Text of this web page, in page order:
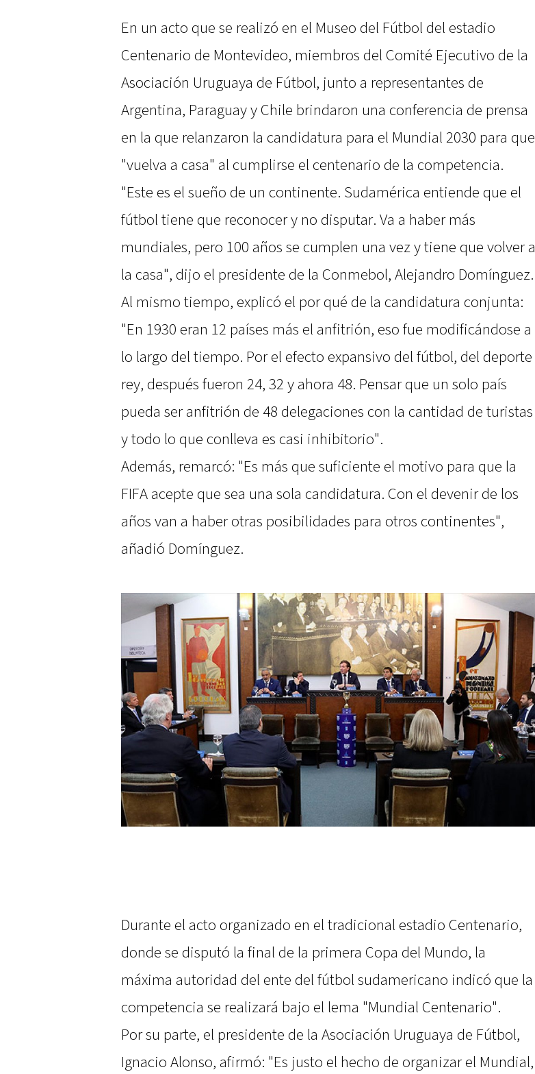
En un acto que se realizó en el Museo del Fútbol del estadio
Centenario de Montevideo, miembros del Comité Ejecutivo de la
Asociación Uruguaya de Fútbol, junto a representantes de
Argentina, Paraguay y Chile brindaron una conferencia de prensa
en la que relanzaron la candidatura para el Mundial 2030 para que
"vuelva a casa" al cumplirse el centenario de la competencia.
"Este es el sueño de un continente. Sudamérica entiende que el
fútbol tiene que reconocer y no disputar. Va a haber más
mundiales, pero 100 años se cumplen una vez y tiene que volver a
la casa", dijo el presidente de la Conmebol, Alejandro Domínguez.
Al mismo tiempo, explicó el por qué de la candidatura conjunta:
"En 1930 eran 12 países más el anfitrión, eso fue modificándose a
lo largo del tiempo. Por el efecto expansivo del fútbol, del deporte
rey, después fueron 24, 32 y ahora 48. Pensar que un solo país
pueda ser anfitrión de 48 delegaciones con la cantidad de turistas
y todo lo que conlleva es casi inhibitorio".
Además, remarcó: "Es más que suficiente el motivo para que la
FIFA acepte que sea una sola candidatura. Con el devenir de los
años van a haber otras posibilidades para otros continentes",
añadió Domínguez.
Durante el acto organizado en el tradicional estadio Centenario,
donde se disputó la final de la primera Copa del Mundo, la
máxima autoridad del ente del fútbol sudamericano indicó que la
competencia se realizará bajo el lema "Mundial Centenario".
Por su parte, el presidente de la Asociación Uruguaya de Fútbol,
Ignacio Alonso, afirmó: "Es justo el hecho de organizar el Mundial,